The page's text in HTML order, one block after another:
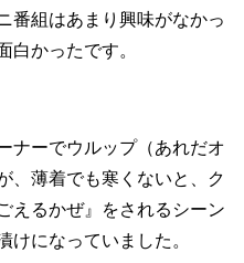
番組はあまり興味がなかっ
白かったです。
ナーでウルップ（あれだオ
、薄着でも寒くないと、ク
えるかぜ』をされるシーン
けになっていました。